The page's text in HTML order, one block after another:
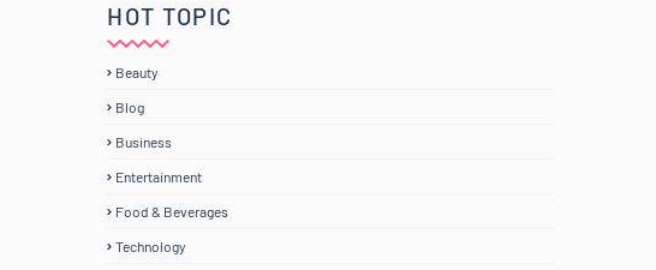
HOT TOPIC
Beauty
Blog
Business
Entertainment
Food & Beverages
Technology